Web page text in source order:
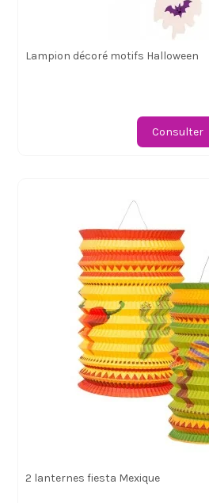
Lampion décoré motifs Halloween
Consulter
2 lanternes fiesta Mexique